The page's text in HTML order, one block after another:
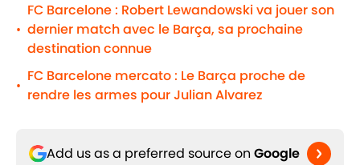
•
FC Barcelone : Robert Lewandowski va jouer son
dernier match avec le Barça, sa prochaine
destination connue
•
FC Barcelone mercato : Le Barça proche de
rendre les armes pour Julian Alvarez
Add us as a preferred source on Google